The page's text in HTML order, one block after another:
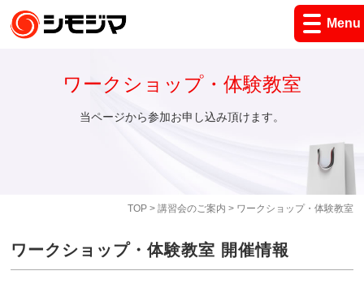
Menu
TOP> 講習会のご案内 > ワークショップ・体験教室
ワークショップ・体験教室
当ページから参加お申し込み頂けます。
ワークショップ・体験教室 開催情報